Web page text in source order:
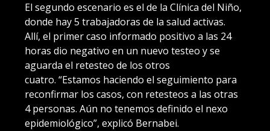
El segundo escenario es el de la Clínica del Niño,
donde hay 5 trabajadoras de la salud activas.
Allí, el primer caso informado positivo a las 24
horas dio negativo en un nuevo testeo y se
aguarda el retesteo de los otros
cuatro. “Estamos haciendo el seguimiento para
reconfirmar los casos, con retesteos a las otras
4 personas. Aún no tenemos definido el nexo
epidemiológico”, explicó Bernabei.